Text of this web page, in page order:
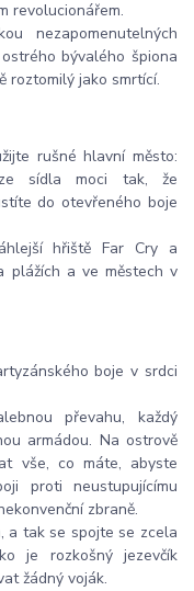
revolucionářem.
nezapomenutelných
bývalého špiona
roztomilý jako smrtící.
rušné hlavní město:
ze sídla moci tak, že
do otevřeného boje
hřiště Far Cry a
plážích a ve městech v
boje v srdci
převahu, každý
armádou. Na ostrově
vše, co máte, abyste
proti neustupujícímu
zbraně.
a tak se spojte se zcela
je rozkošný jezevčík
žádný voják.